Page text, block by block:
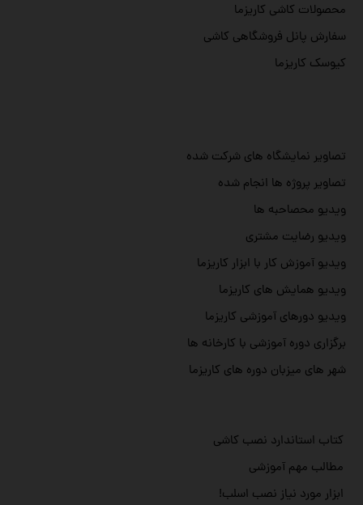
تصاویر نمایشگاه های شرکت شده
تصاویر پروژه ها انجام شده
ویدیو محصاحبه ها
ویدیو رضایت مشتری
ویدیو آموزش کار با ابزار کاریزما
ویدیو همایش های کاریزما
ویدیو دورهای آموزشی کاریزما
برگزاری دوره آموزشی با کارخانه ها
شهر های میزبان دوره های کاریزما
محصولات کاشی کاریزما
سفارش پانل فروشگاهی کاشی
کیوسک کاریزما
کتاب استاندارد نصب کاشی
مطالب مهم آموزشی
ابزار مورد نیاز نصب اسلب!